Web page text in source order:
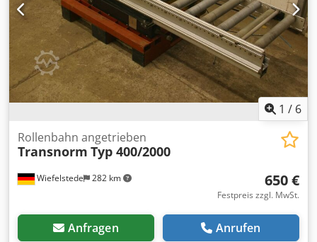
1 / 6
Wiefelstede 282 km
Rollenbahn angetrieben
Transnorm Typ 400/2000
650 €
Festpreis zzgl. MwSt.
Anfragen Anrufen